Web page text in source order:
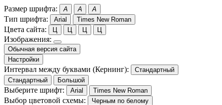
Размер шрифта: A A A
Тип шрифта: Arial Times New Roman
Цвета сайта: Ц Ц Ц Ц
Изображения:
Обычная версия сайта
Настройки
Интервал между буквами (Кернинг):
Стандартный
Стандартный
Большой
Выберите шрифт: Arial Times New Roman
Выбор цветовой схемы:
Черным по белому